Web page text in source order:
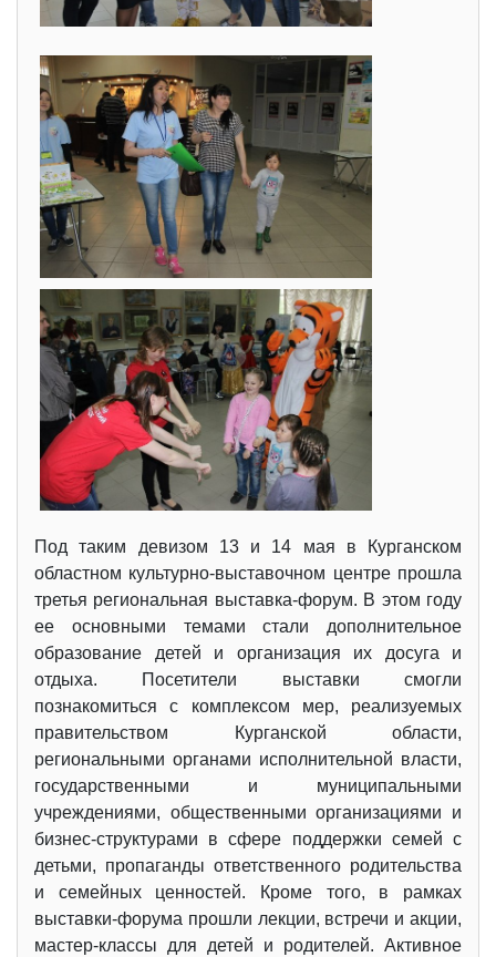
Под таким девизом 13 и 14 мая в Курганском
областном культурно-выставочном центре прошла
третья региональная выставка-форум. В этом году
ее основными темами стали дополнительное
образование детей и организация их досуга и
отдыха. Посетители выставки смогли
познакомиться с комплексом мер, реализуемых
правительством Курганской области,
региональными органами исполнительной власти,
государственными и муниципальными
учреждениями, общественными организациями и
бизнес-структурами в сфере поддержки семей с
детьми, пропаганды ответственного родительства
и семейных ценностей. Кроме того, в рамках
выставки-форума прошли лекции, встречи и акции,
мастер-классы для детей и родителей. Активное